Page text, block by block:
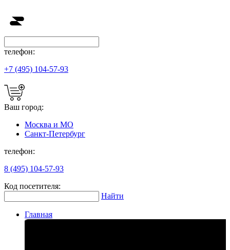
телефон:
+7 (495) 104-57-93
Ваш город:
Москва и МО
Санкт-Петербург
телефон:
8 (495) 104-57-93
Код посетителя:
Найти
Главная